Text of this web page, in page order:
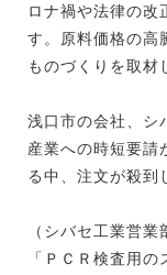
ロナ禍や法律の改
す。原料価格の高
ものづくりを取材
浅口市の会社、シ
産業への時短要請
る中、注文が殺到
（シバセ工業営
「ＰＣＲ検査用